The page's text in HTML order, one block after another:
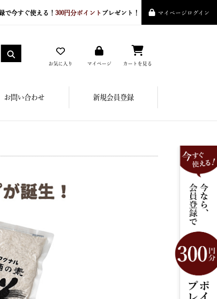
今すぐ使える！ 300円分ポイント プレゼント！ マイページログイン
お気に入り マイページ カートを見る
お問い合わせ 新規会員登録